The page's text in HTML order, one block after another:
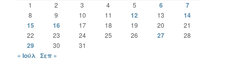
1 2 3 4 5 6 7
8 9 10 11 12 13
14
15
16 17 18 19 20
21
22
23 24 25 26 27 28
29 30 31
« Ιούλ Σεπ »